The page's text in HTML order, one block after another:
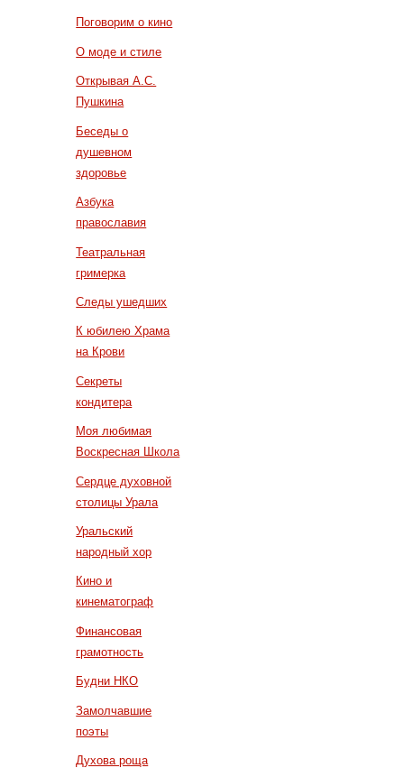
Поговорим о кино
О моде и стиле
Открывая А.С.
Пушкина
Беседы о
душевном
здоровье
Азбука
православия
Театральная
гримерка
Следы ушедших
К юбилею Храма
на Крови
Секреты
кондитера
Моя любимая
Воскресная Школа
Сердце духовной
столицы Урала
Уральский
народный хор
Кино и
кинематограф
Финансовая
грамотность
Будни НКО
Замолчавшие
поэты
Духова роща